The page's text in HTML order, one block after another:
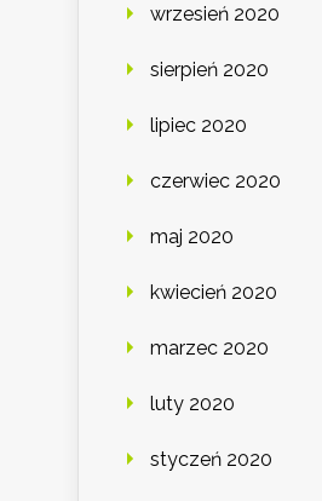
wrzesień 2020
sierpień 2020
lipiec 2020
czerwiec 2020
maj 2020
kwiecień 2020
marzec 2020
luty 2020
styczeń 2020